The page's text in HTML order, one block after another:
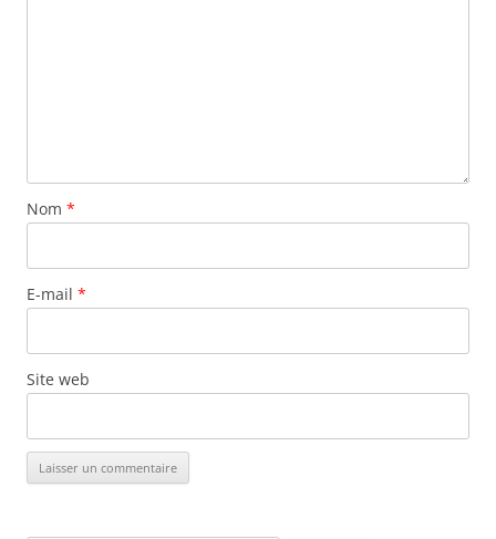
Nom *
E-mail *
Site web